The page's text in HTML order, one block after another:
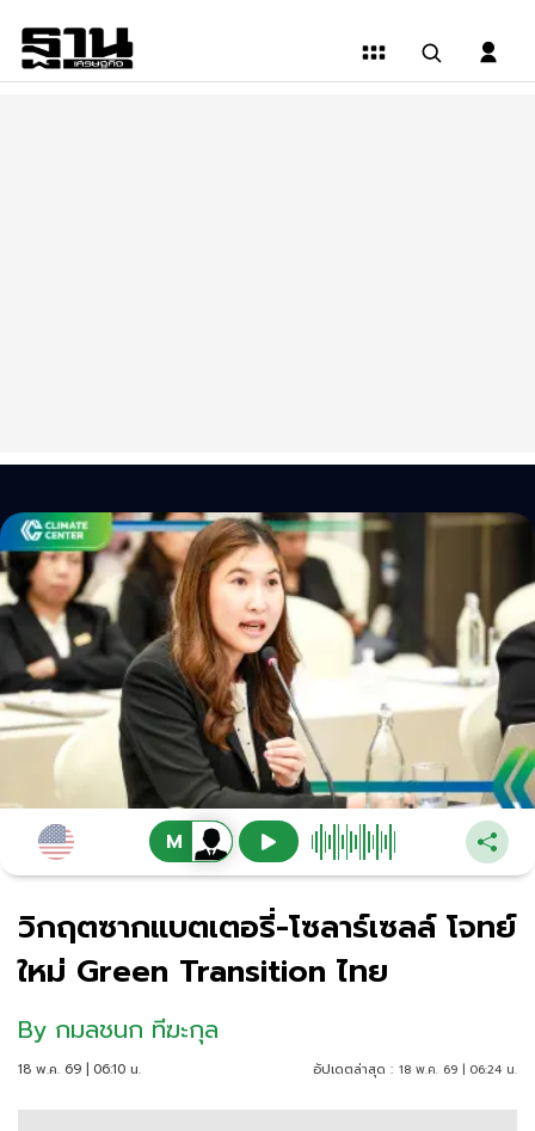
วิกฤตซากแบตเตอรี่-โซลาร์เซลล์ โจทย์
ใหม่ Green Transition ไทย
By กมลชนก ทีฆะกุล
18 พ.ค. 69 | 06:10 น. อัปเดตล่าสุด : 18 พ.ค. 69 | 06:24 น.